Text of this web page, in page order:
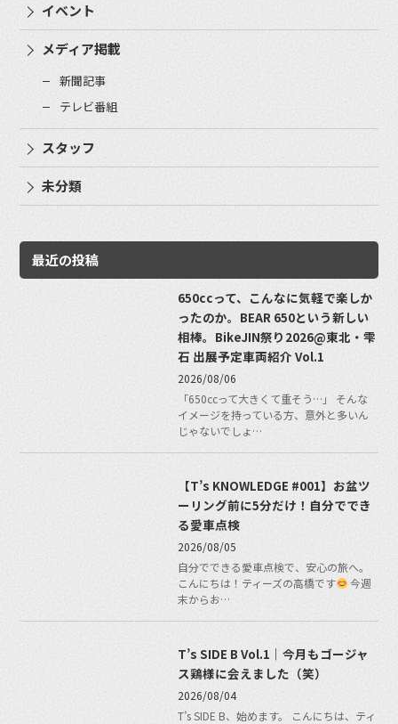
イベント
メディア掲載
新聞記事
テレビ番組
スタッフ
未分類
最近の投稿
650ccって、こんなに気軽で楽しか
ったのか。BEAR 650という新しい
相棒。BikeJIN祭り2026@東北・雫
石 出展予定車両紹介 Vol.1
2026/08/06
「650ccって大きくて重そう…」 そんな
イメージを持っている方、意外と多いん
じゃないでしょ…
【T’s KNOWLEDGE #001】お盆ツ
ーリング前に5分だけ！自分ででき
る愛車点検
2026/08/05
自分でできる愛車点検で、安心の旅へ。
こんにちは！ティーズの高橋です
今週
末からお…
T’s SIDE B Vol.1｜今月もゴージャ
ス鶏様に会えました（笑）
2026/08/04
T’s SIDE B、始めます。 こんにちは、ティ